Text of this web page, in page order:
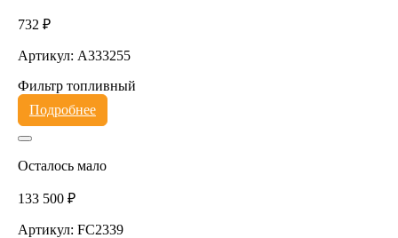
732 ₽
Артикул: A333255
Фильтр топливный
Подробнее
Осталось мало
133 500 ₽
Артикул: FC2339